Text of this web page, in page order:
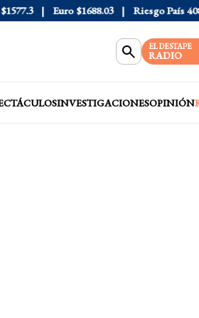
Euro $1688.03 Riesgo País 408
EL DESTAPE
RADIO
INVESTIGACIONESOPINIÓN